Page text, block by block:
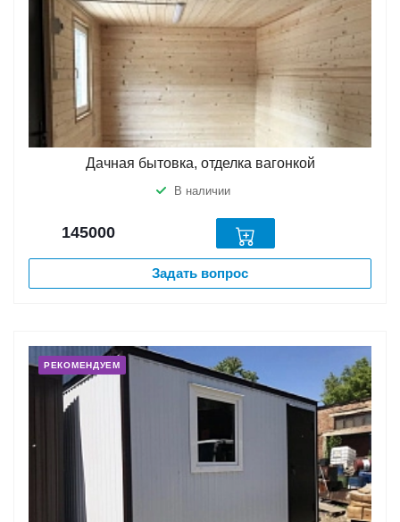
Дачная бытовка, отделка вагонкой
В наличии
145000
Задать вопрос
РЕКОМЕНДУЕМ